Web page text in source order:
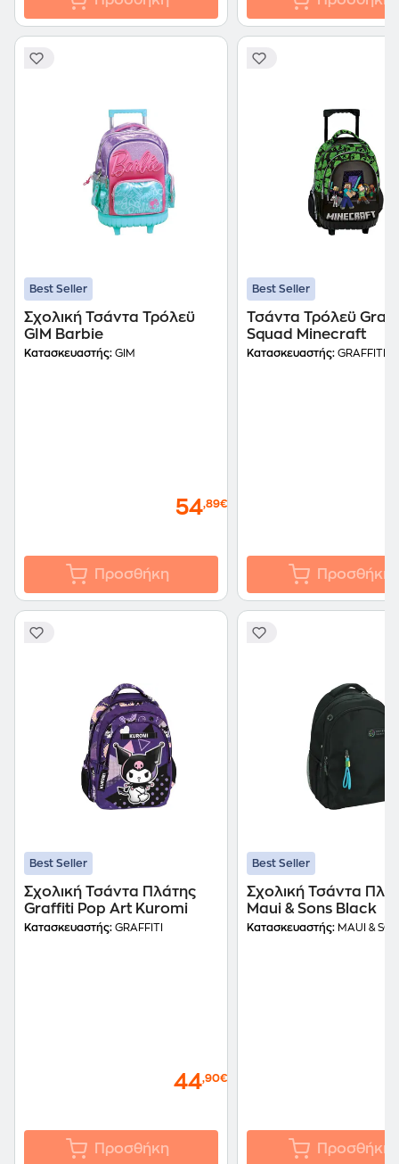
Best Seller
Σχολική Τσάντα Τρόλεϋ
GIM Barbie
Κατασκευαστής: GIM
54,89€
Προσθήκη
Best Seller
Τσάντα Τρόλεϋ
Squad Minecraft
Κατασκευαστής: GRAFFITI
Προσθήκη
Best Seller
Σχολική Τσάντα Πλάτης
Graffiti Pop Art Kuromi
Κατασκευαστής: GRAFFITI
44,90€
Προσθήκη
Best Seller
Σχολική Τσάντα
Maui & Sons Black
Κατασκευαστής: MAUI &
Προσθήκη